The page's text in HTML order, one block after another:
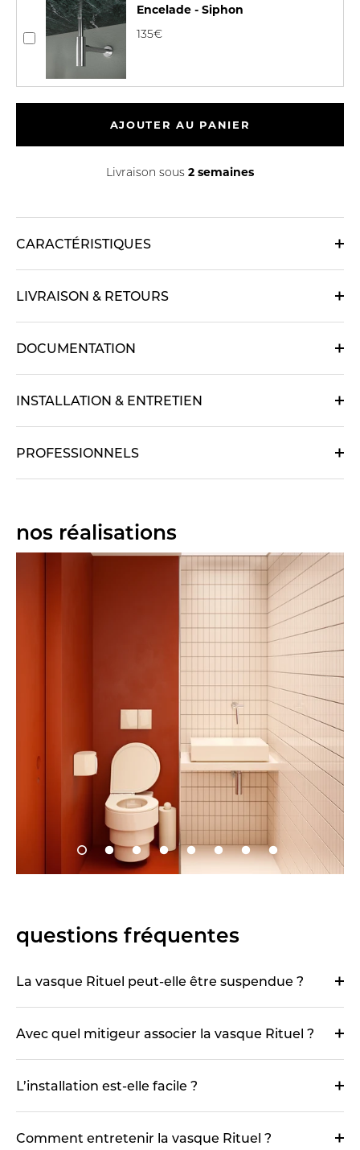
Encelade - Siphon
135€
AJOUTER AU PANIER
Livraison sous 2 semaines
CARACTÉRISTIQUES
LIVRAISON & RETOURS
DOCUMENTATION
INSTALLATION & ENTRETIEN
PROFESSIONNELS
nos réalisations
questions fréquentes
La vasque Rituel peut-elle être suspendue ?
Avec quel mitigeur associer la vasque Rituel ?
L’installation est-elle facile ?
Comment entretenir la vasque Rituel ?